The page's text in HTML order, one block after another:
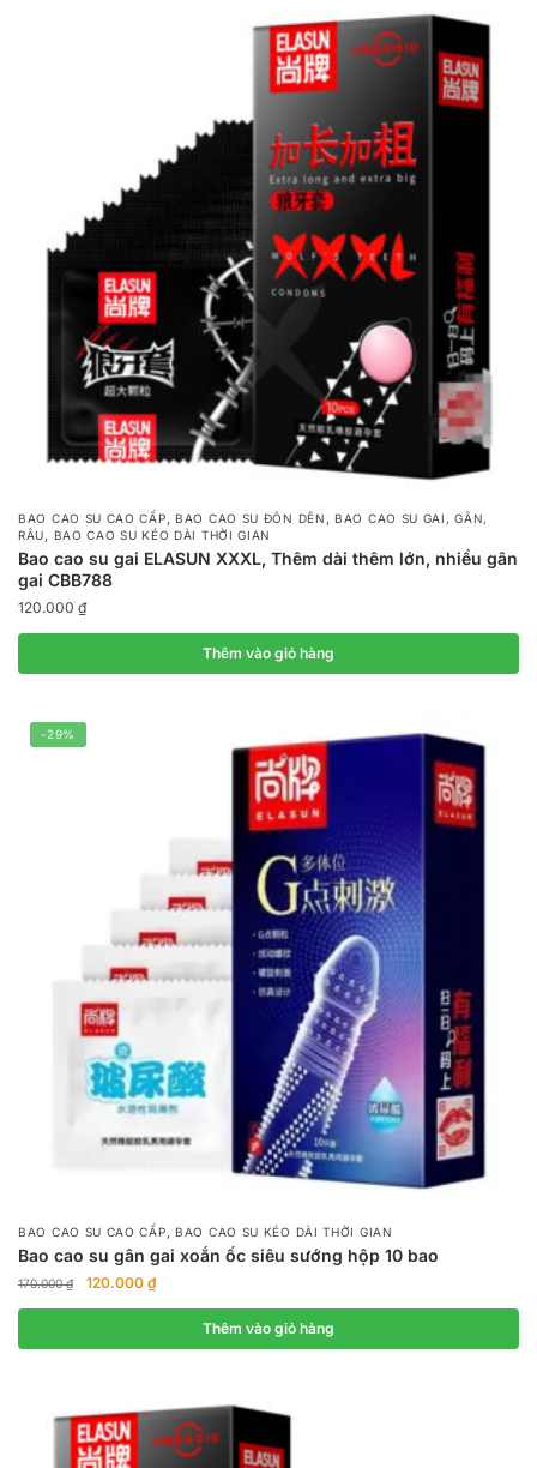
BAO CAO SU CAO CẤP,BAO CAO SU ĐÔN DÊN ,BAO CAO SU GAI, GÂN,
RÂU, BAO CAO SU KÉO DÀI THỜI GIAN
Bao cao su gai ELASUN XXXL, Thêm dài thêm lớn, nhiều gân
gai CBB788
120.000 ₫
Thêm vào giỏ hàng
-29%
BAO CAO SU CAO CẤP,BAO CAO SU KÉO DÀI THỜI GIAN
Bao cao su gân gai xoắn ốc siêu sướng hộp 10 bao
170.000₫
Giá
gốc
170.000 ₫.
120.000 ₫Giá
hiện
là:
Thêm vào giỏ hàng